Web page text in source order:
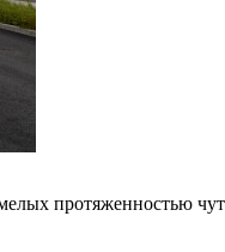
протяженностью